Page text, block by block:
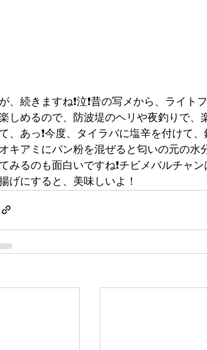
、続きますね❗️泣❗️昔の写メから、ライト
しめるので、防波堤のヘリや夜釣りで、
、あっ❗️今度、タイラバに塩辛を付けて
キアミにパン粉を混ぜると匂いの元の水
みるのも面白いですね❗️チビメバルチャ
げにすると、美味しいよ！